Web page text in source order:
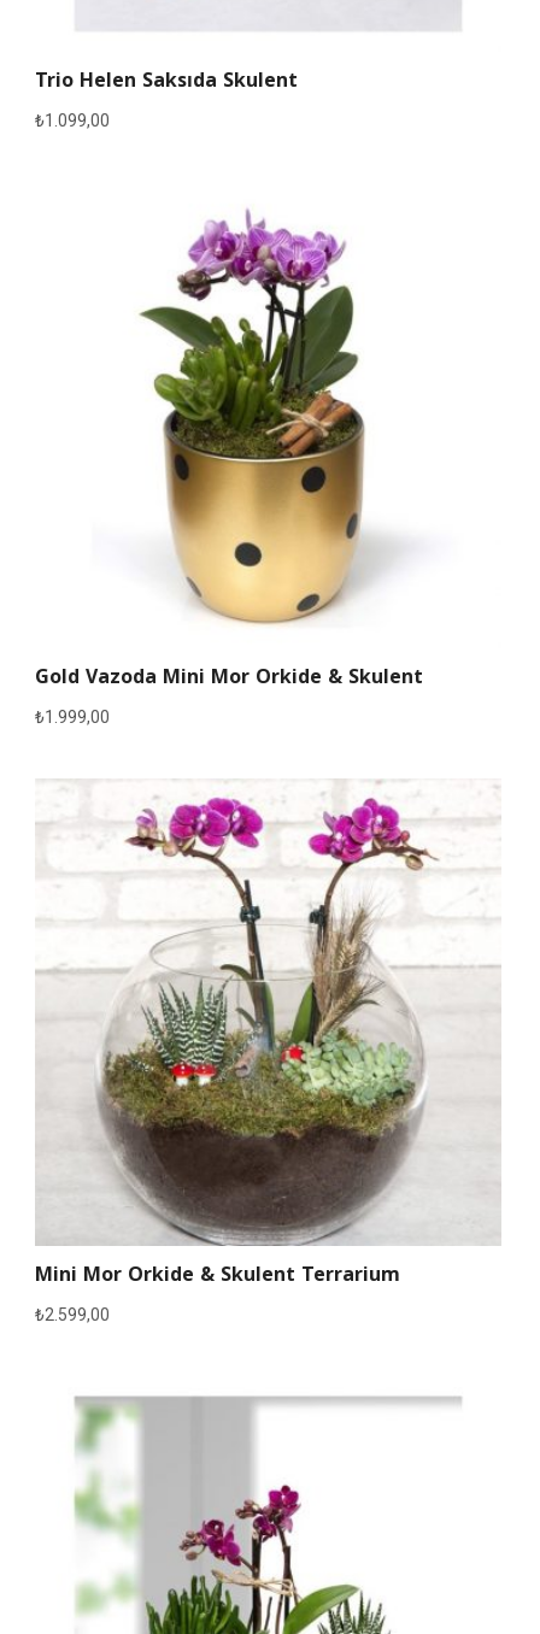
Trio Helen Saksıda Skulent
₺1.099,00
Gold Vazoda Mini Mor Orkide & Skulent
₺1.999,00
Mini Mor Orkide & Skulent Terrarium
₺2.599,00